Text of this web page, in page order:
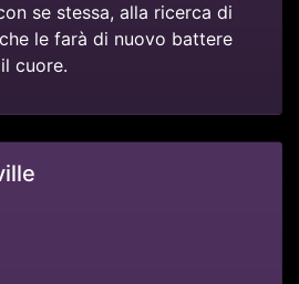
se stessa, alla ricerca di
le farà di nuovo battere
cuore.